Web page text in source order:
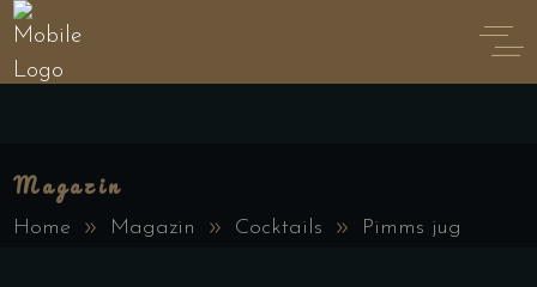
Magazin
Home Magazin Cocktails Pimms jug